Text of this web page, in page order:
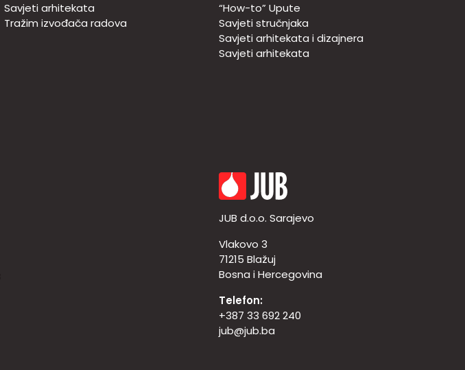
Savjeti arhitekata
Tražim izvođača radova
“How-to” Upute
Savjeti stručnjaka
Savjeti arhitekata i dizajnera
Savjeti arhitekata
JUB d.o.o. Sarajevo
Vlakovo 3
71215 Blažuj
Bosna i Hercegovina
Telefon:
+387 33 692 240
jub@jub.ba